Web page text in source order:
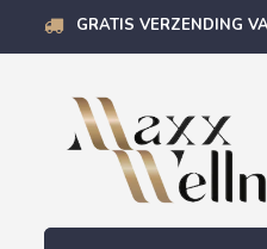
GRATIS VERZENDING